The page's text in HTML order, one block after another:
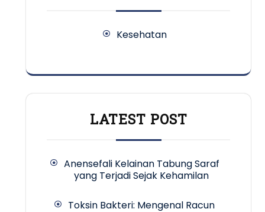
Kesehatan
LATEST POST
Anensefali Kelainan Tabung Saraf
yang Terjadi Sejak Kehamilan
Toksin Bakteri: Mengenal Racun